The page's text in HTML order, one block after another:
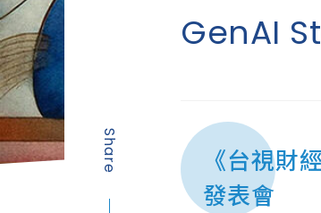
Share
GenAI
《台視財
發表會